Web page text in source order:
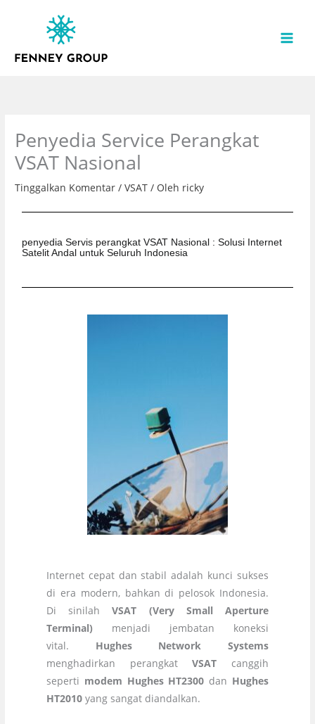
Penyedia Service Perangkat
VSAT Nasional
Tinggalkan Komentar /VSAT / Oleh ricky
penyedia Servis perangkat VSAT Nasional : Solusi Internet
Satelit Andal untuk Seluruh Indonesia
Internet cepat dan stabil adalah kunci sukses
di era modern, bahkan di pelosok Indonesia.
Di sinilahVSAT (Very Small Aperture
Terminal) menjadi jembatan koneksi
vital. Hughes Network Systems
menghadirkan perangkatVSAT canggih
seperti modem Hughes HT2300 dan Hughes
HT2010 yang sangat diandalkan.